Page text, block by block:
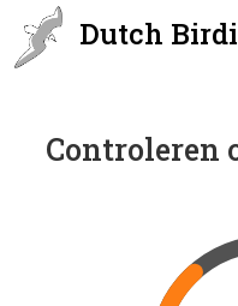
Dutch
Controleren